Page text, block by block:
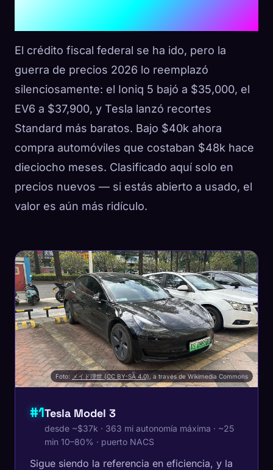
Eléctricos Bajo $40,000
El crédito fiscal federal se ha ido, pero la
guerra de precios 2026 lo reemplazó
silenciosamente: el Ioniq 5 bajó a $35,000, el
EV6 a $37,900, y Tesla lanzó recortes
Standard más baratos. Bajo $40k ahora
compra automóviles que costaban $48k hace
dieciocho meses. Clasificado aquí solo en
precios nuevos — si estás abierto a usado, el
valor es aún más ridículo.
Foto: メイド理世 (CC BY-SA 4.0), a través de Wikimedia Commons
#1Tesla Model 3
desde ~$37k · 363 mi autonomía máxima · ~25
min 10–80% · puerto NACS
Sigue siendo la referencia en eficiencia, y la